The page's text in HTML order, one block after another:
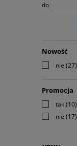
do
Nowość
nie (27)
Promocja
tak(10)
nie (17)